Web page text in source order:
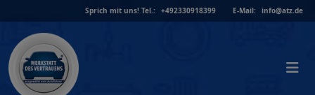
to
content
Sprich mit uns! Tel.: +492330918399 E-Mail: info@atz.de